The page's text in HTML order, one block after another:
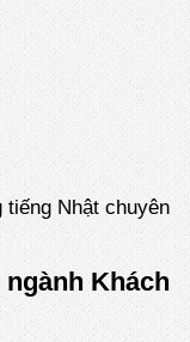
Nhật chuyên
Khách